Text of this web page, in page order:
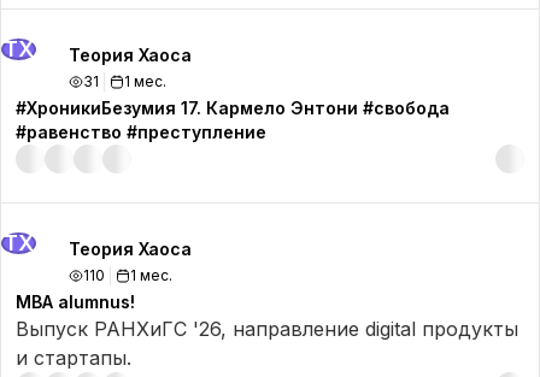
ТХ Теория Хаоса
31 1 мес.
#ХроникиБезумия 17. Кармело Энтони #свобода
#равенство #преступление
ТХ Теория Хаоса
110 1 мес.
MBA alumnus!
Выпуск РАНХиГС '26, направление digital продукты
и стартапы.